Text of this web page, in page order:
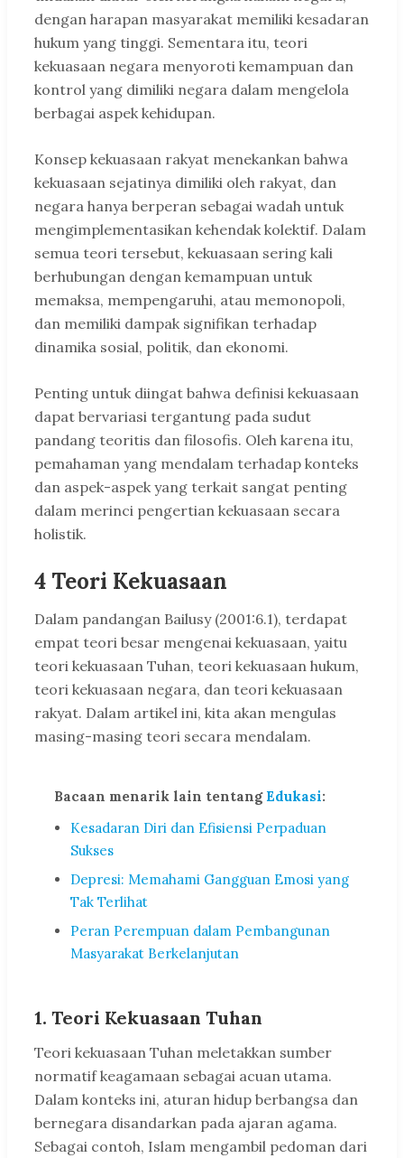
dengan harapan masyarakat memiliki kesadaran
hukum yang tinggi. Sementara itu, teori
kekuasaan negara menyoroti kemampuan dan
kontrol yang dimiliki negara dalam mengelola
berbagai aspek kehidupan.
Konsep kekuasaan rakyat menekankan bahwa
kekuasaan sejatinya dimiliki oleh rakyat, dan
negara hanya berperan sebagai wadah untuk
mengimplementasikan kehendak kolektif. Dalam
semua teori tersebut, kekuasaan sering kali
berhubungan dengan kemampuan untuk
memaksa, mempengaruhi, atau memonopoli,
dan memiliki dampak signifikan terhadap
dinamika sosial, politik, dan ekonomi.
Penting untuk diingat bahwa definisi kekuasaan
dapat bervariasi tergantung pada sudut
pandang teoritis dan filosofis. Oleh karena itu,
pemahaman yang mendalam terhadap konteks
dan aspek-aspek yang terkait sangat penting
dalam merinci pengertian kekuasaan secara
holistik.
4 Teori Kekuasaan
Dalam pandangan Bailusy (2001:6.1), terdapat
empat teori besar mengenai kekuasaan, yaitu
teori kekuasaan Tuhan, teori kekuasaan hukum,
teori kekuasaan negara, dan teori kekuasaan
rakyat. Dalam artikel ini, kita akan mengulas
masing-masing teori secara mendalam.
Bacaan menarik lain tentang Edukasi:
Kesadaran Diri dan Efisiensi Perpaduan
Sukses
Depresi: Memahami Gangguan Emosi yang
Tak Terlihat
Peran Perempuan dalam Pembangunan
Masyarakat Berkelanjutan
1. Teori Kekuasaan Tuhan
Teori kekuasaan Tuhan meletakkan sumber
normatif keagamaan sebagai acuan utama.
Dalam konteks ini, aturan hidup berbangsa dan
bernegara disandarkan pada ajaran agama.
Sebagai contoh, Islam mengambil pedoman dari